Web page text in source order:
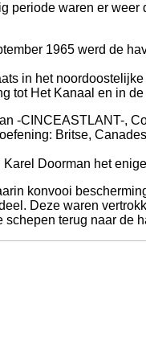
periode waren er
1965 werd de
in het
tot Het Kanaal en in
-CINCEASTLANT-,
Britse,
Karel Doorman het
konvooi
Deze waren
schepen terug naar de